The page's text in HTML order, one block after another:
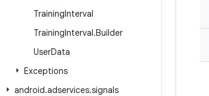
TrainingInterval
TrainingInterval.Builder
UserData
Exceptions
android.adservices.signals